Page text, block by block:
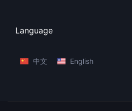
Language
中文 English